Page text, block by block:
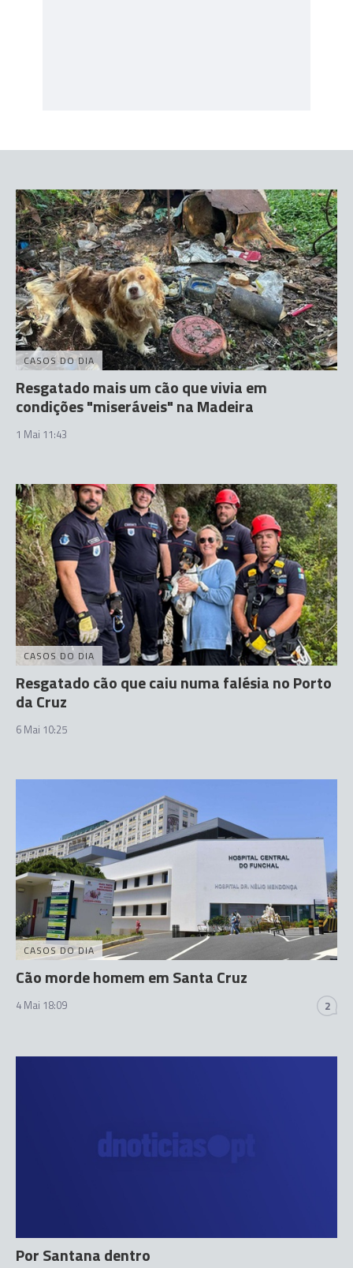
CASOS DO DIA
Resgatado mais um cão que vivia em
condições "miseráveis" na Madeira
1 Mai 11:43
CASOS DO DIA
Resgatado cão que caiu numa falésia no Porto
da Cruz
6 Mai 10:25
CASOS DO DIA
Cão morde homem em Santa Cruz
4 Mai 18:09 2
Por Santana dentro